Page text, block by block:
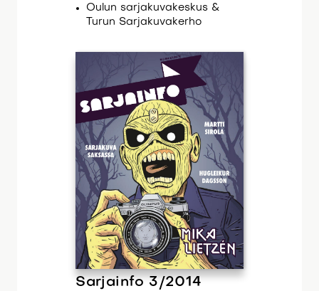
Oulun sarjakuvakeskus &
Turun Sarjakuvakerho
Sarjainfo 3/2014